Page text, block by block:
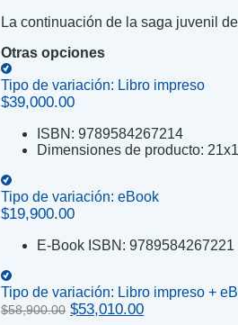
$19,900.00
La continuación de la saga juvenil
Otras opciones
Tipo de variación: Libro impreso
$39,000.00
ISBN: 9789584267214
Dimensiones de producto:
Tipo de variación: eBook
$19,900.00
E-Book ISBN: 9789584267221
Tipo de variación: Libro impreso +
$58,900.00 Original
$53,010.00Current